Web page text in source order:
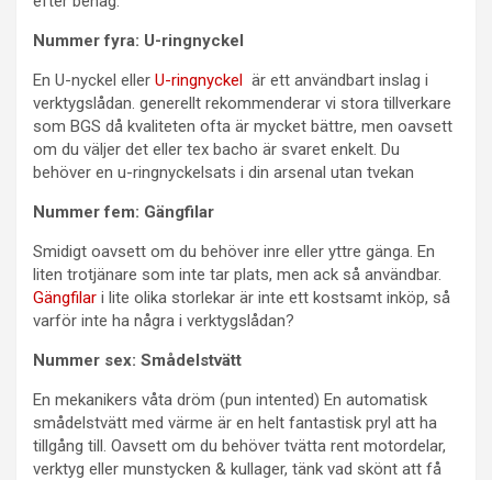
Nummer fyra: U-ringnyckel
En U-nyckel eller U-ringnyckel är ett användbart inslag i
verktygslådan. generellt rekommenderar vi stora tillverkare
som BGS då kvaliteten ofta är mycket bättre, men oavsett
om du väljer det eller tex bacho är svaret enkelt. Du
behöver en u-ringnyckelsats i din arsenal utan tvekan
Nummer fem: Gängfilar
Smidigt oavsett om du behöver inre eller yttre gänga. En
liten trotjänare som inte tar plats, men ack så användbar.
Gängfilar i lite olika storlekar är inte ett kostsamt inköp, så
varför inte ha några i verktygslådan?
Nummer sex: Smådelstvätt
En mekanikers våta dröm (pun intented) En automatisk
smådelstvätt med värme är en helt fantastisk pryl att ha
tillgång till. Oavsett om du behöver tvätta rent motordelar,
verktyg eller munstycken & kullager, tänk vad skönt att få